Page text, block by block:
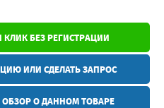
БЕЗ РЕГИСТРАЦИИ
ИЛИ СДЕЛАТЬ ЗАПРОС
О ДАННОМ ТОВАРЕ